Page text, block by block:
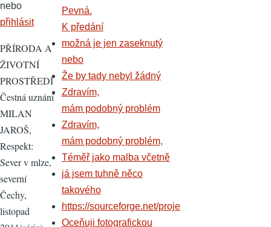
nebo
přihlásit
PŘÍRODA A
ŽIVOTNÍ
PROSTŘEDÍ
Čestná uznání
MILAN
JAROŠ,
Respekt:
Sever v mlze,
severní
Čechy,
listopad
Pevná.
K předání
možná je jen zaseknutý
nebo
Že by tady nebyl žádný
Zdravím,
mám podobný problém
Zdravím,
mám podobný problém,
Téměř jako malba včetně
já jsem tuhně něco
takového
https://sourceforge.net/proje
Oceňuji fotografickou